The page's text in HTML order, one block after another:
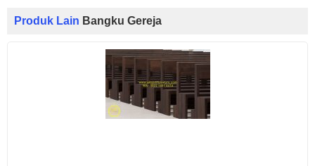
Produk Lain Bangku Gereja